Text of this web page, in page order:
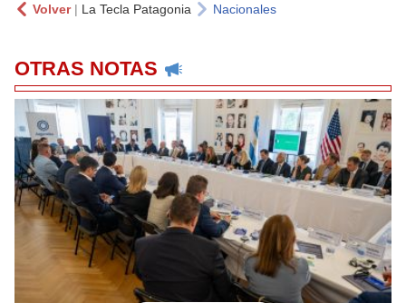
Volver| La Tecla Patagonia Nacionales
OTRAS NOTAS